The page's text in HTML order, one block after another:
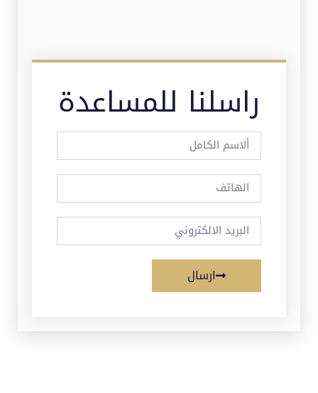
راسلنا للمساعدة
ارسال